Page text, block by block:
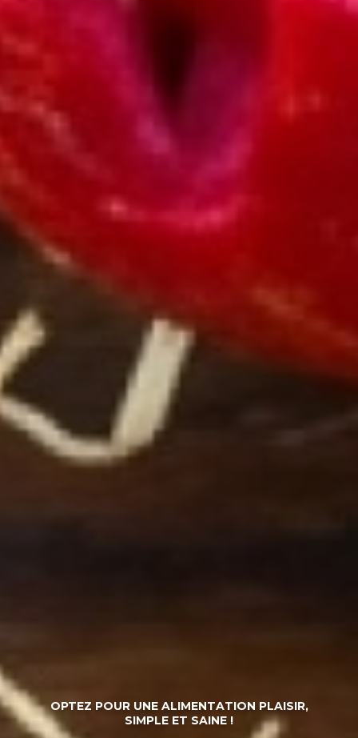
OPTEZ POUR UNE ALIMENTATION PLAISIR,
SIMPLE ET SAINE !